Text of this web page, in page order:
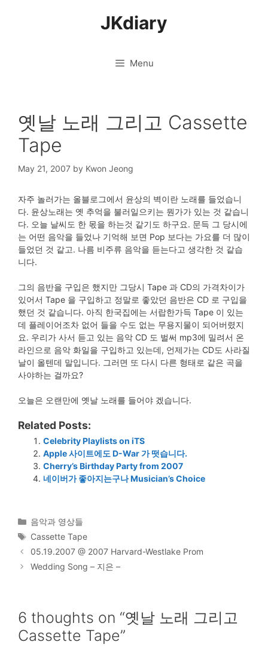
JKdiary
Menu
옛날 노래 그리고 Cassette
Tape
May 21, 2007 by Kwon Jeong
자주 놀러가는 올블로그에서 윤상의 벽이란 노래를 들었습니
다. 윤상노래는 옛 추억을 불러일으키는 뭔가가 있는 것 같습니
다. 오늘 날씨도 한 몫을 하는것 같기도 하구요. 문득 그 당시에
는 어떤 음악을 들었나 기억해 보면 Pop 보다는 가요를 더 많이
들었던 것 같고. 나름 비주류 음악을 듣는다고 생각한 것 같습
니다.
그의 음반을 구입은 했지만 그당시 Tape 과 CD의 가격차이가
있어서 Tape 을 구입하고 정말로 좋았던 음반은 CD 로 구입을
했던 것 같습니다. 아직 한국집에는 서랍한가득 Tape 이 있는
데 플레이어조차 없어 들을 수도 없는 무용지물이 되어버렸지
요. 우리가 사서 듣고 있는 음악 CD 도 벌써 mp3에 밀려서 온
라인으로 음악 화일을 구입하고 있는데, 언제가는 CD도 사라질
날이 올텐데 말입니다. 그러면 또 다시 다른 형태로 같은 곡을
사야하는 걸까요?
오늘은 오랜만에 옛날 노래를 들어야 겠습니다.
Related Posts:
Celebrity Playlists on iTS
Apple 사이트에도 D-War 가 떳습니다.
Cherry’s Birthday Party from 2007
네이버가 좋아지는구나 Musician’s Choice
Categories
음악과 영상들
Tags
Cassette Tape
05.19.2007 @ 2007 Harvard-Westlake Prom
Wedding Song – 지은 –
6 thoughts on “옛날 노래 그리고
Cassette Tape”